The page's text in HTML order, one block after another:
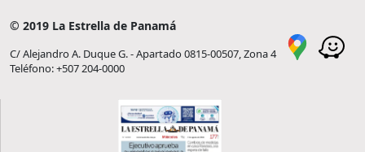
© 2019 La Estrella de Panamá
C/ Alejandro A. Duque G. - Apartado 0815-00507, Zona 4
Teléfono: +507 204-0000